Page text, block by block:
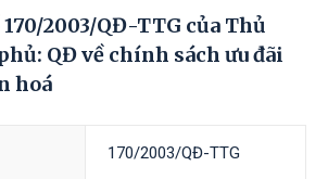
2003/QĐ-TTG của Thủ
QĐ về chính sách ưu đãi
hoá
170/2003/QĐ-TTG